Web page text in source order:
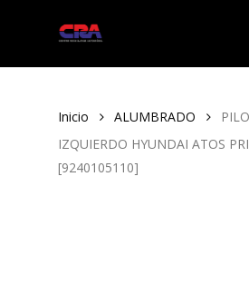
Inicio ALUMBRADO
IZQUIERDO HYUNDAI ATOS
[9240105110]